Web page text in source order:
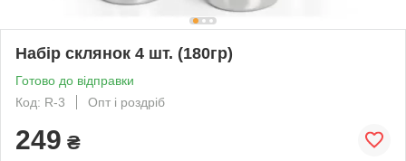
Набір склянок 4 шт. (180гр)
Готово до відправки
Код: R-3
Опт і роздріб
249 ₴